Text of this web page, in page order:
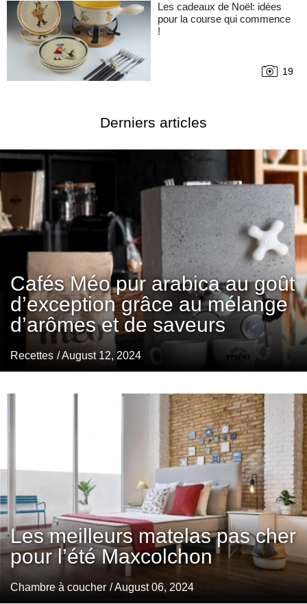
Les cadeaux de Noël: idées
pour la course qui commence
!
19
Derniers articles
Cafés Méo pur arabica au goût
d’exception grâce au mélange
d’arômes et de saveurs
Recettes / August 12, 2024
Les meilleurs matelas pas cher
pour l’été Maxcolchon
Chambre à coucher / August 06, 2024